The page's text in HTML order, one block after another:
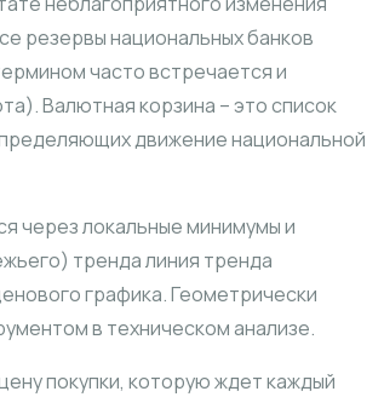
резервы национальных банков
часто встречается и
Валютная корзина – это список
движение национальной
через локальные минимумы и
тренда линия тренда
графика. Геометрически
в техническом анализе.
покупки, которую ждет каждый